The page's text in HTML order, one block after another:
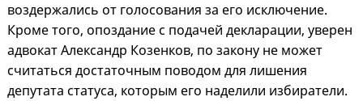
воздержались от голосования за его исключение.
Кроме того, опоздание с подачей декларации, уверен
адвокат Александр Козенков, по закону не может
считаться достаточным поводом для лишения
депутата статуса, которым его наделили избиратели.